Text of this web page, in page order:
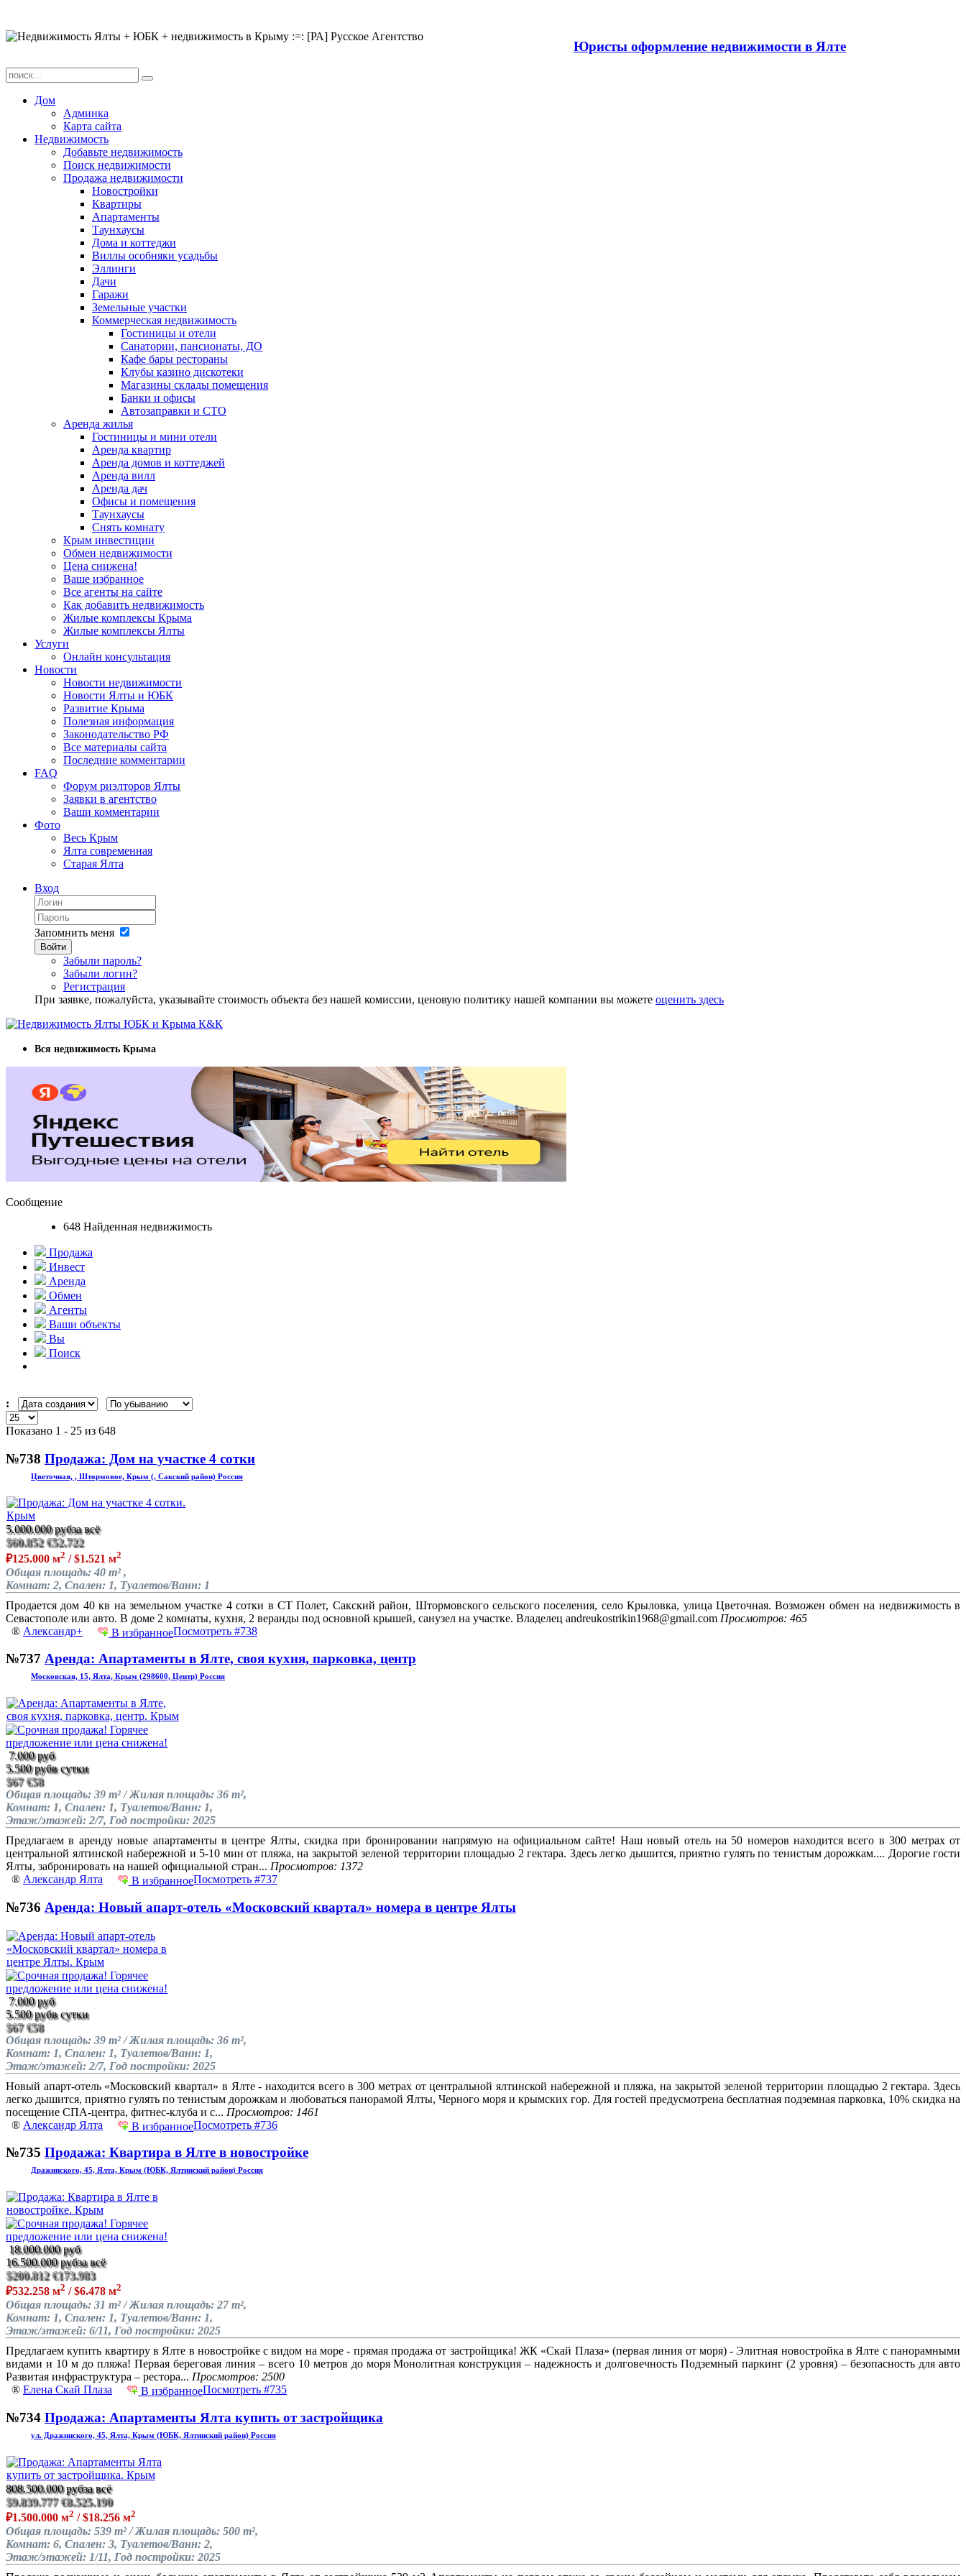
Юристы оформление недвижимости в Ялте
Дом
Админка
Карта сайта
Недвижимость
Добавьте недвижимость
Поиск недвижимости
Продажа недвижимости
Новостройки
Квартиры
Апартаменты
Таунхаусы
Дома и коттеджи
Виллы особняки усадьбы
Эллинги
Дачи
Гаражи
Земельные участки
Коммерческая недвижимость
Гостиницы и отели
Санатории, пансионаты, ДО
Кафе бары рестораны
Клубы казино дискотеки
Магазины склады помещения
Банки и офисы
Автозаправки и СТО
Аренда жилья
Гостиницы и мини отели
Аренда квартир
Аренда домов и коттеджей
Аренда вилл
Аренда дач
Офисы и помещения
Таунхаусы
Снять комнату
Крым инвестиции
Обмен недвижимости
Цена снижена!
Ваше избранное
Все агенты на сайте
Как добавить недвижимость
Жилые комплексы Крыма
Жилые комплексы Ялты
Услуги
Онлайн консультация
Новости
Новости недвижимости
Новости Ялты и ЮБК
Развитие Крыма
Полезная информация
Законодательство РФ
Все материалы сайта
Последние комментарии
FAQ
Форум риэлторов Ялты
Заявки в агентство
Ваши комментарии
Фото
Весь Крым
Ялта современная
Старая Ялта
Вход
Запомнить меня
Войти
Забыли пароль?
Забыли логин?
Регистрация
При заявке, пожалуйста, указывайте стоимость объекта без нашей комиссии, ценовую политику нашей компании вы можете оценить здесь
Вся недвижимость Крыма
Сообщение
648 Найденная недвижимость
Продажа
Инвест
Аренда
Обмен
Агенты
Ваши объекты
Вы
Поиск
:
Показано 1 - 25 из 648
№738 Продажа: Дом на участке 4 сотки
Цветочная, , Штормовое, Крым (, Сакский район) Россия
5.000.000 рубза всё
$60.852 €52.722
₽125.000 м2 / $1.521 м2
Общая площадь: 40 m² ,
Комнат: 2, Спален: 1, Туалетов/Ванн: 1
Продается дом 40 кв на земельном участке 4 сотки в СТ Полет, Сакский район, Штормовского сельского поселения, село Крыловка, улица Цветочная. Возможен обмен на недвижимость в
Севастополе или авто. В доме 2 комнаты, кухня, 2 веранды под основной крышей, санузел на участке. Владелец andreukostrikin1968@gmail.com Просмотров: 465
® Александр+ В избранноеПосмотреть #738
№737 Аренда: Апартаменты в Ялте, своя кухня, парковка, центр
Московская, 15, Ялта, Крым (298600, Центр) Россия
7.000 руб
5.500 рубв сутки
$67 €58
Общая площадь: 39 m² / Жилая площадь: 36 m²,
Комнат: 1, Спален: 1, Туалетов/Ванн: 1,
Этаж/этажей: 2/7, Год постройки: 2025
Предлагаем в аренду новые апартаменты в центре Ялты, скидка при бронировании напрямую на официальном сайте! Наш новый отель на 50 номеров находится всего в 300 метрах от
центральной ялтинской набережной и 5-10 мин от пляжа, на закрытой зеленой территории площадью 2 гектара. Здесь легко дышится, приятно гулять по тенистым дорожкам.... Дорогие гости
Ялты, забронировать на нашей официальной стран... Просмотров: 1372
® Александр Ялта В избранноеПосмотреть #737
№736 Аренда: Новый апарт-отель «Московский квартал» номера в центре Ялты
7.000 руб
5.500 рубв сутки
$67 €58
Общая площадь: 39 m² / Жилая площадь: 36 m²,
Комнат: 1, Спален: 1, Туалетов/Ванн: 1,
Этаж/этажей: 2/7, Год постройки: 2025
Новый апарт-отель «Московский квартал» в Ялте - находится всего в 300 метрах от центральной ялтинской набережной и пляжа, на закрытой зеленой территории площадью 2 гектара. Здесь
легко дышится, приятно гулять по тенистым дорожкам и любоваться панорамой Ялты, Черного моря и крымских гор. Для гостей предусмотрена бесплатная подземная парковка, 10% скидка на
посещение СПА-центра, фитнес-клуба и с... Просмотров: 1461
® Александр Ялта В избранноеПосмотреть #736
№735 Продажа: Квартира в Ялте в новостройке
Дражинского, 45, Ялта, Крым (ЮБК, Ялтинский район) Россия
18.000.000 руб
16.500.000 рубза всё
$200.812 €173.983
₽532.258 м2 / $6.478 м2
Общая площадь: 31 m² / Жилая площадь: 27 m²,
Комнат: 1, Спален: 1, Туалетов/Ванн: 1,
Этаж/этажей: 6/11, Год постройки: 2025
Предлагаем купить квартиру в Ялте в новостройке с видом на море - прямая продажа от застройщика! ЖК «Скай Плаза» (первая линия от моря) - Элитная новостройка в Ялте с панорамными
видами и 10 м до пляжа! Первая береговая линия – всего 10 метров до моря Монолитная конструкция – надежность и долговечность Подземный паркинг (2 уровня) – безопасность для авто
Развитая инфраструктура – рестора... Просмотров: 2500
® Елена Скай Плаза В избранноеПосмотреть #735
№734 Продажа: Апартаменты Ялта купить от застройщика
ул. Дражинского, 45, Ялта, Крым (ЮБК, Ялтинский район) Россия
808.500.000 рубза всё
$9.839.777 €8.525.190
₽1.500.000 м2 / $18.256 м2
Общая площадь: 539 m² / Жилая площадь: 500 m²,
Комнат: 6, Спален: 3, Туалетов/Ванн: 2,
Этаж/этажей: 1/11, Год постройки: 2025